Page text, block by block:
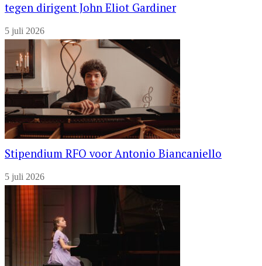
tegen dirigent John Eliot Gardiner
5 juli 2026
Stipendium RFO voor Antonio Biancaniello
5 juli 2026